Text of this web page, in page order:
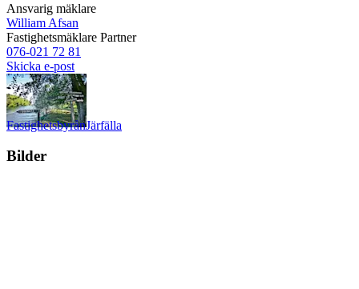
Ansvarig mäklare
William Afsan
Fastighetsmäklare Partner
076-021 72 81
Skicka e-post
FastighetsbyrånJärfälla
Bilder